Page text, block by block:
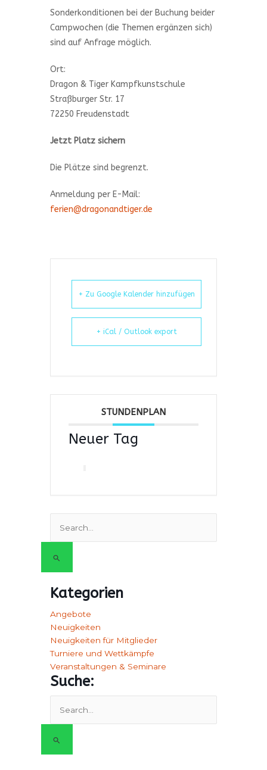
Sonderkonditionen bei der Buchung beider
Campwochen (die Themen ergänzen sich)
sind auf Anfrage möglich.
Ort:
Dragon & Tiger Kampfkunstschule
Straßburger Str. 17
72250 Freudenstadt
Jetzt Platz sichern
Die Plätze sind begrenzt.
Anmeldung per E-Mail:
ferien@dragonandtiger.de
+ Zu Google Kalender hinzufügen
+ iCal / Outlook export
STUNDENPLAN
Neuer Tag
Suchen
nach:
Kategorien
Angebote
Neuigkeiten
Neuigkeiten für Mitglieder
Turniere und Wettkämpfe
Veranstaltungen & Seminare
Suche:
Suchen
nach: